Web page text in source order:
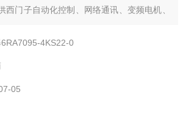
门子自动化控制、网络通讯、变频电机、
、能源集团自动化等产品、技术和服务。
4KS22-0
05